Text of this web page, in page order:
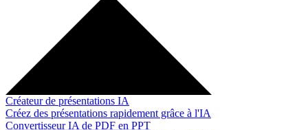
Créateur de présentations IA
Créez des présentations rapidement grâce à l'IA
Convertisseur IA de PDF en PPT